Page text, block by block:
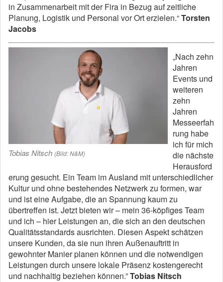
in Zusammenarbeit mit der Fira in Bezug auf zeitliche
Planung, Logistik und Personal vor Ort erzielen.“Torsten
Jacobs
Tobias Nitsch (Bild: N&M)
„Nach zehn
Jahren
Events und
weiteren
zehn
Jahren
Messeerfah
rung habe
ich für mich
die nächste
Herausford
erung gesucht. Ein Team im Ausland mit unterschiedlicher
Kultur und ohne bestehendes Netzwerk zu formen, war
und ist eine Aufgabe, die an Spannung kaum zu
übertreffen ist. Jetzt bieten wir – mein 36-köpfiges Team
und ich – hier Leistungen an, die sich an den deutschen
Qualitätsstandards ausrichten. Diesen Aspekt schätzen
unsere Kunden, da sie nun ihren Außenauftritt in
gewohnter Manier planen können und die notwendigen
Leistungen durch unsere lokale Präsenz kostengerecht
und nachhaltig beziehen können.”Tobias Nitsch